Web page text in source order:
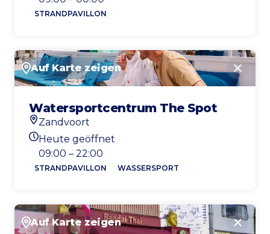
STRANDPAVILLON
Auf Karte zeigen
Watersportcentrum The Spot
Standort
Zandvoort
Heutigen Öffnungszeiten
Heute geöffnet
09:00 – 22:00
STRANDPAVILLON WASSERSPORT
Auf Karte zeigen